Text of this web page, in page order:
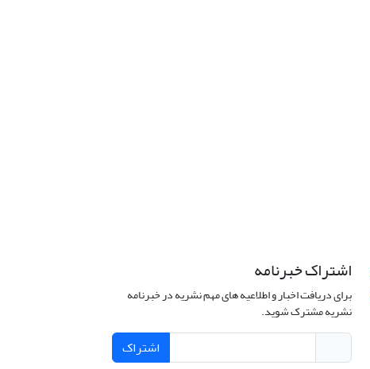
اشتراک خبرنامه
برای دریافت اخبار و اطلاعیه های مهم نشریه در خبرنامه
نشریه مشترک شوید.
اشتراک